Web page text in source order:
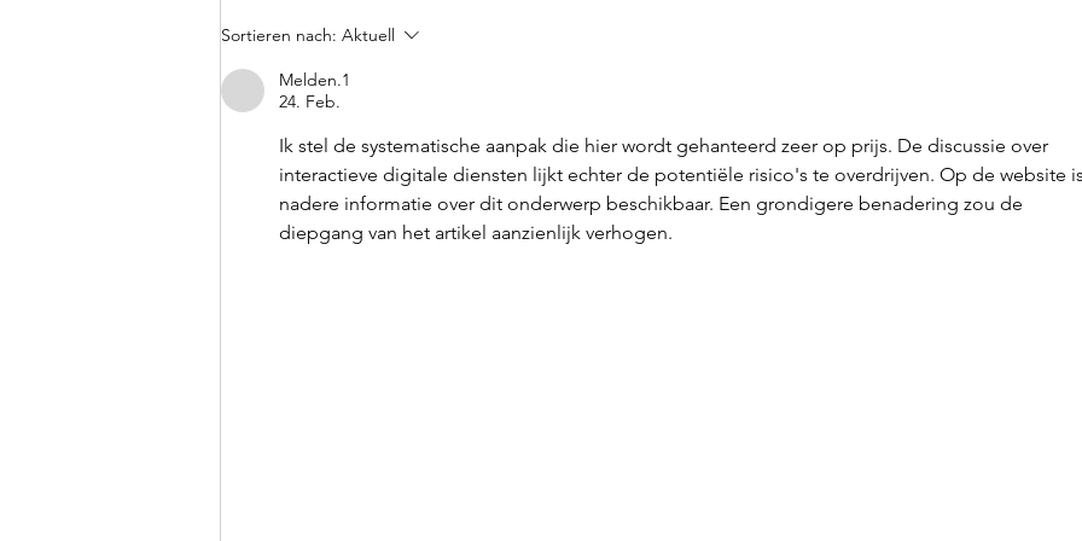
Sortieren nach: Aktuell
Melden.1
24. Feb.
Ik stel de systematische aanpak die hier wordt gehanteerd zeer op prijs. De discussie over
interactieve digitale diensten lijkt echter de potentiële risico's te overdrijven. Op de website is
nadere informatie over dit onderwerp beschikbaar. Een grondigere benadering zou de
diepgang van het artikel aanzienlijk verhogen.